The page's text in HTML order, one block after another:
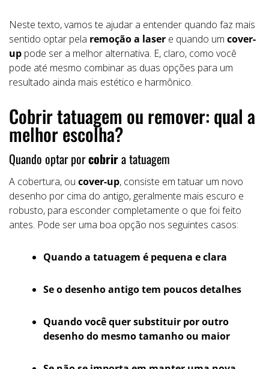
Neste texto, vamos te ajudar a entender quando faz mais
sentido optar pela remoção a laser e quando um cover-
up pode ser a melhor alternativa. E, claro, como você
pode até mesmo combinar as duas opções para um
resultado ainda mais estético e harmônico.
Cobrir tatuagem ou remover: qual a
melhor escolha?
Quando optar porcobrira tatuagem
A cobertura, ou cover-up, consiste em tatuar um novo
desenho por cima do antigo, geralmente mais escuro e
robusto, para esconder completamente o que foi feito
antes. Pode ser uma boa opção nos seguintes casos:
Quando a tatuagem é pequena e clara
Se o desenho antigo tem poucos detalhes
Quando você quer substituir por outro
desenho do mesmo tamanho ou maior